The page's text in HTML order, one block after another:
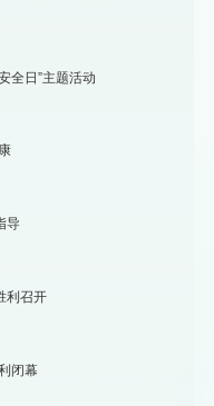
全日”主题活动
导
利召开
闭幕